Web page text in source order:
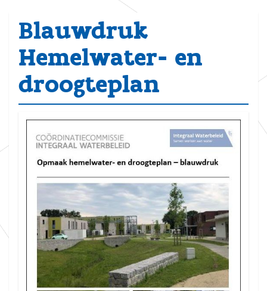
Blauwdruk
Hemelwater- en
droogteplan